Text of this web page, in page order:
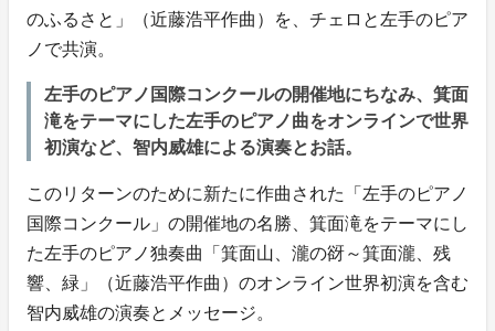
のふるさと」（近藤浩平作曲）を、チェロと左手のピア
ノで共演。
左手のピアノ国際コンクールの開催地にちなみ、箕面
滝をテーマにした左手のピアノ曲をオンラインで世界
初演など、智内威雄による演奏とお話。
このリターンのために新たに作曲された「左手のピアノ
国際コンクール」の開催地の名勝、箕面滝をテーマにし
た左手のピアノ独奏曲「箕面山、瀧の谺～箕面瀧、残
響、緑」（近藤浩平作曲）のオンライン世界初演を含む
智内威雄の演奏とメッセージ。